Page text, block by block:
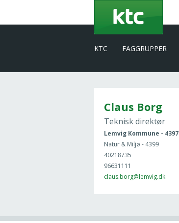
KTC FAGGRUPPER
Claus Borg
Teknisk direktør
Lemvig Kommune - 4397
Natur & Miljø - 4399
40218735
96631111
claus.borg@lemvig.dk